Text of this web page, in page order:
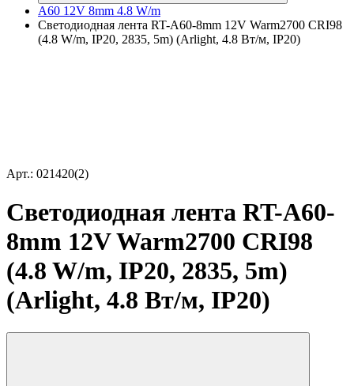
A60 12V 8mm 4.8 W/m
Светодиодная лента RT-A60-8mm 12V Warm2700 CRI98
(4.8 W/m, IP20, 2835, 5m) (Arlight, 4.8 Вт/м, IP20)
Арт.: 021420(2)
Светодиодная лента RT-A60-
8mm 12V Warm2700 CRI98
(4.8 W/m, IP20, 2835, 5m)
(Arlight, 4.8 Вт/м, IP20)